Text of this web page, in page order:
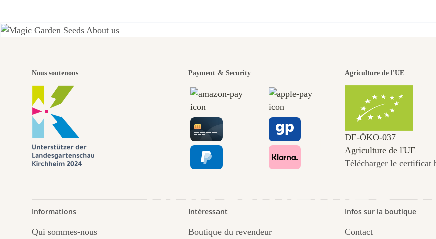
L'un des plus
chemins
nous-mêmes,
Nous soutenons Payment & Security Agriculture de l'UE
DE‑ÖKO‑037
Agriculture de l'UE
Télécharger le certificat
Informations
Qui sommes-nous
Intéressant
Boutique du revendeur
Infos sur la boutique
Contact